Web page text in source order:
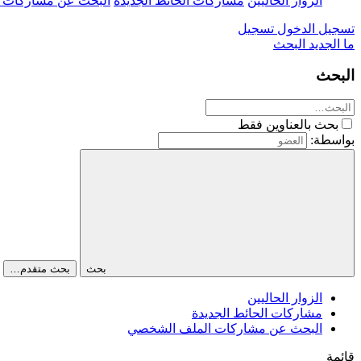
تسجيل الدخول تسجيل
ما الجديد البحث
البحث
بحث بالعناوين فقط
بواسطة:
بحث بحث متقدم…
الزوار الحاليين
مشاركات الحائط الجديدة
البحث عن مشاركات الملف الشخصي
قائمة